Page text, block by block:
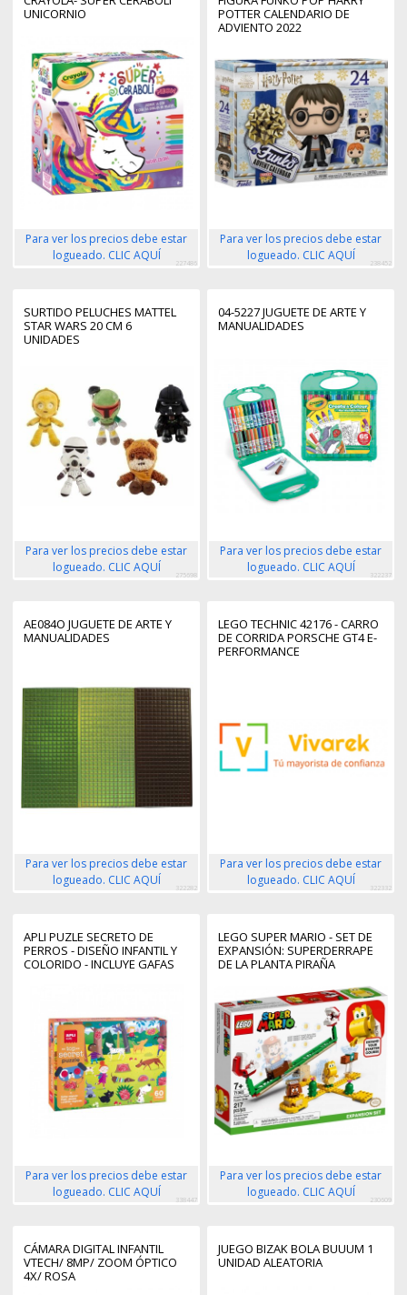
UNICORNIO
Para ver los precios debe estar
logueado. CLIC AQUÍ
227486
POTTER CALENDARIO DE
ADVIENTO 2022
Para ver los precios debe estar
logueado. CLIC AQUÍ
238452
SURTIDO PELUCHES MATTEL
STAR WARS 20 CM 6
UNIDADES
Para ver los precios debe estar
logueado. CLIC AQUÍ
275698
04-5227 JUGUETE DE ARTE Y
MANUALIDADES
Para ver los precios debe estar
logueado. CLIC AQUÍ
322237
AE084O JUGUETE DE ARTE Y
MANUALIDADES
Para ver los precios debe estar
logueado. CLIC AQUÍ
322282
LEGO TECHNIC 42176 - CARRO
DE CORRIDA PORSCHE GT4 E-
PERFORMANCE
Para ver los precios debe estar
logueado. CLIC AQUÍ
322332
APLI PUZLE SECRETO DE
PERROS - DISEÑO INFANTIL Y
COLORIDO - INCLUYE GAFAS
COGNITIVAS Y MOTRICES
Para ver los precios debe estar
logueado. CLIC AQUÍ
338447
LEGO SUPER MARIO - SET DE
EXPANSIÓN: SUPERDERRAPE
DE LA PLANTA PIRAÑA
Para ver los precios debe estar
logueado. CLIC AQUÍ
230609
CÁMARA DIGITAL INFANTIL
VTECH/ 8MP/ ZOOM ÓPTICO
4X/ ROSA
JUEGO BIZAK BOLA BUUUM 1
UNIDAD ALEATORIA